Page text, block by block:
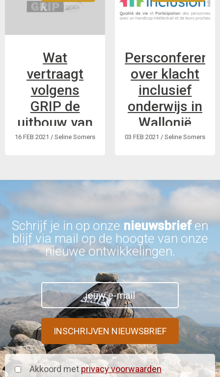
Wat
vertraagt
volgens
GRIP de
uitbouw van
inclusief
16 FEB 2021 / Seline Somers
over klacht
inclusief
onderwijs in
Wallonië
03 FEB 2021 / Seline Somers
Schrijf je in op onze nieuwsbriefen
blijf via mail op de hoogte van onze
nieuwe ontwikkelingen.
Akkoord met privacy voorwaarden